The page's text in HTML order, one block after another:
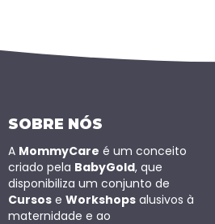
SOBRE NÓS
A MommyCare é um conceito
criado pela BabyGold, que
disponibiliza um conjunto de
Cursose Workshopsalusivos à
maternidade e ao